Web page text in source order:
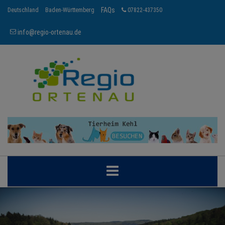
Deutschland Baden-Württemberg FAQs 07822-437350
info@regio-ortenau.de